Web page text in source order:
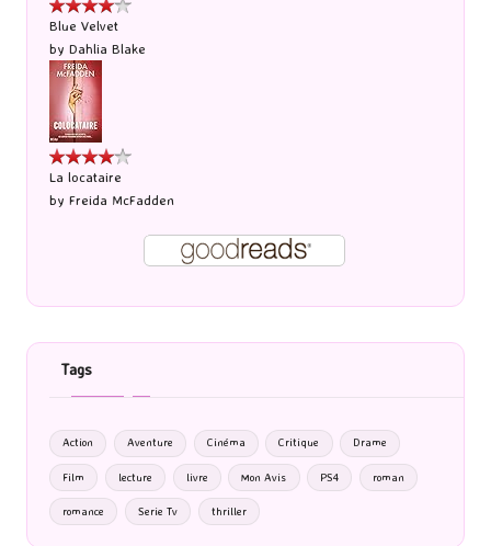
Blue Velvet
by Dahlia Blake
La locataire
by Freida McFadden
Tags
Action Aventure Cinéma Critique Drame
Film lecture livre Mon Avis PS4 roman
romance Serie Tv thriller